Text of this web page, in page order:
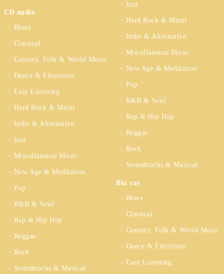
CD audio
Blues
Classical
Country, Folk & World Music
Dance & Electronic
Easy Listening
Hard Rock & Metal
Indie & Alternative
Jazz
Miscellaneous Music
New Age & Meditation
Pop
R&B & Soul
Rap & Hip Hop
Reggae
Rock
Soundtracks & Musical
Jazz
Hard Rock & Metal
Indie & Alternative
Miscellaneous Music
New Age & Meditation
Pop
R&B & Soul
Rap & Hip Hop
Reggae
Rock
Soundtracks & Musical
Blu ray
Blues
Classical
Country, Folk & World Music
Dance & Electronic
Easy Listening